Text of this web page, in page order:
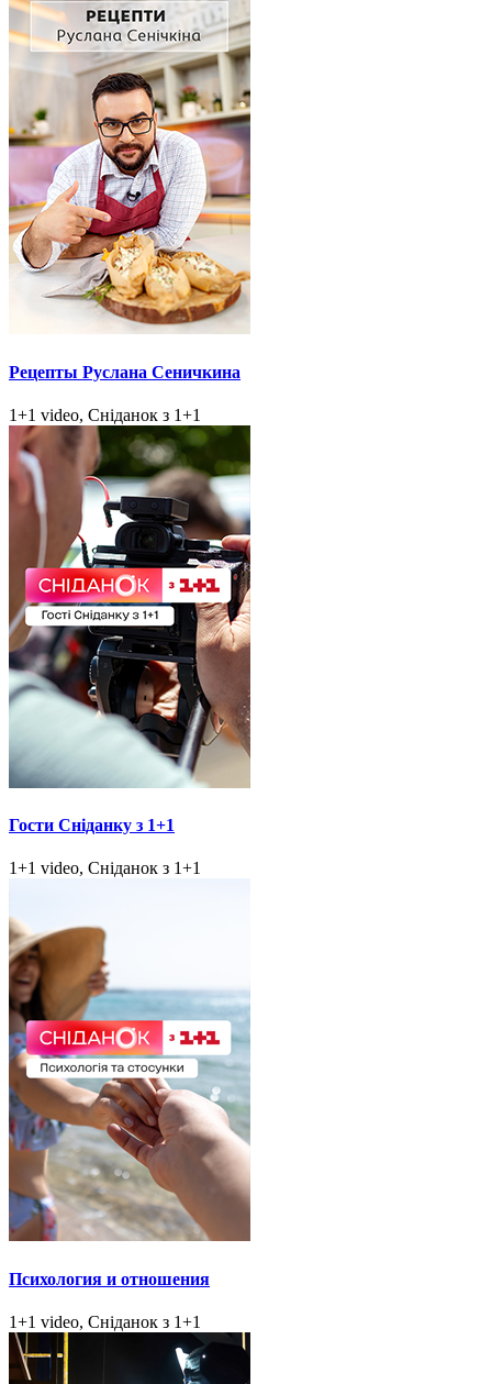
Рецепты Руслана Сеничкина
1+1 video, Сніданок з 1+1
Гости Сніданку з 1+1
1+1 video, Сніданок з 1+1
Психология и отношения
1+1 video, Сніданок з 1+1